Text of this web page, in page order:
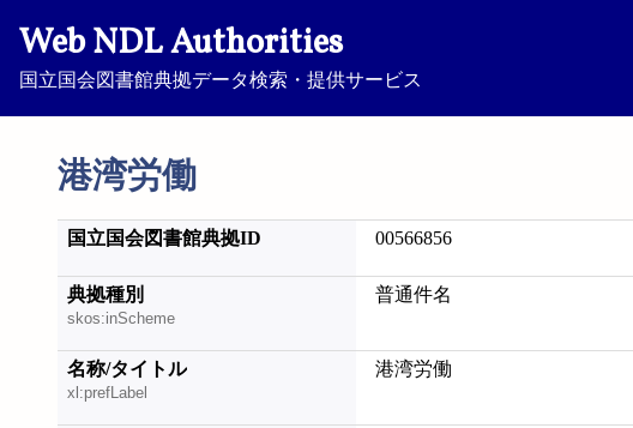
Web NDL Authorities
国立国会図書館典拠データ検索・提供サービス
港湾労働
国立国会図書館典拠ID 00566856
典拠種別
skos:inScheme
普通件名
名称/タイトル
xl:prefLabel
港湾労働